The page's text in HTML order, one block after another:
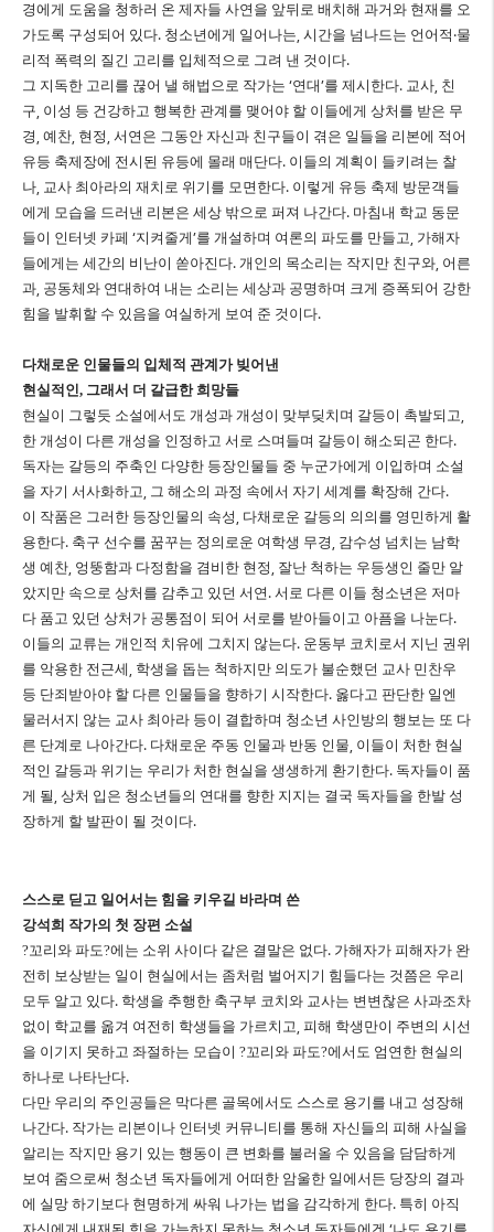
경에게 도움을 청하러 온 제자들 사연을 앞뒤로 배치해 과거와 현재를 오
가도록 구성되어 있다. 청소년에게 일어나는 시간을 넘나드는 언어적 ‧물
리적 폭력의 질긴 고리를 입체적으로 그려 낸 것이다.
그 지독한 고리를 끊어 낼 해법으로 작가는 ‘연대’를 제시한다. 교사 친
구 이성 등 건강하고 행복한 관계를 맺어야 할 이들에게 상처를 받은 무
경 예찬 현정 서연은 그동안 자신과 친구들이 겪은 일들을 리본에 적어
유등 축제장에 전시된 유등에 몰래 매단다. 이들의 계획이 들키려는 찰
나 교사 최아라의 재치로 위기를 모면한다. 이렇게 유등 축제 방문객들
에게 모습을 드러낸 리본은 세상 밖으로 퍼져 나간다. 마침내 학교 동문
들이 인터넷 카페 ‘지켜줄게’를 개설하며 여론의 파도를 만들고 가해자
들에게는 세간의 비난이 쏟아진다. 개인의 목소리는 작지만 친구와 어른
과 공동체와 연대하여 내는 소리는 세상과 공명하며 크게 증폭되어 강한
힘을 발휘할 수 있음을 여실하게 보여 준 것이다.
다채로운 인물들의 입체적 관계가 빚어낸
현실적인, 그래서 더 갈급한 희망들
현실이 그렇듯 소설에서도 개성과 개성이 맞부딪치며 갈등이 촉발되고
한 개성이 다른 개성을 인정하고 서로 스며들며 갈등이 해소되곤 한다.
독자는 갈등의 주축인 다양한 등장인물들 중 누군가에게 이입하며 소설
을 자기 서사화하고
그 해소의 과정 속에서 자기 세계를 확장해 간다.
이 작품은 그러한 등장인물의 속성 다채로운 갈등의 의의를 영민하게 활
용한다. 축구 선수를 꿈꾸는 정의로운 여학생 무경 감수성 넘치는 남학
생 예찬 엉뚱함과 다정함을 겸비한 현정 잘난 척하는 우등생인 줄만 알
았지만 속으로 상처를 감추고 있던 서연 . 서로 다른 이들 청소년은 저마
다 품고 있던 상처가 공통점이 되어 서로를 받아들이고 아픔을 나눈다.
이들의 교류는 개인적 치유에 그치지 않는다. 운동부 코치로서 지닌 권위
를 악용한 전근세 학생을 돕는 척하지만 의도가 불순했던 교사 민찬우
등 단죄받아야 할 다른 인물들을 향하기 시작한다. 옳다고 판단한 일엔
물러서지 않는 교사 최아라 등이 결합하며 청소년 사인방의 행보는 또 다
른 단계로 나아간다. 다채로운 주동 인물과 반동 인물 이들이 처한 현실
적인 갈등과 위기는 우리가 처한 현실을 생생하게 환기한다. 독자들이 품
게 될 상처 입은 청소년들의 연대를 향한 지지는 결국 독자들을 한발 성
장하게 할 발판이 될 것이다.
스스로 딛고 일어서는 힘을 키우길 바라며 쓴
강석희 작가의 첫 장편 소설
?꼬리와 파도?에는 소위 사이다 같은 결말은 없다. 가해자가 피해자가 완
전히 보상받는 일이 현실에서는 좀처럼 벌어지기 힘들다는 것쯤은 우리
모두 알고 있다. 학생을 추행한 축구부 코치와 교사는 변변찮은 사과조차
없이 학교를 옮겨 여전히 학생들을 가르치고 피해 학생만이 주변의 시선
을 이기지 못하고 좌절하는 모습이 ?꼬리와 파도?에서도 엄연한 현실의
하나로 나타난다.
다만 우리의 주인공들은 막다른 골목에서도 스스로 용기를 내고 성장해
나간다. 작가는 리본이나 인터넷 커뮤니티를 통해 자신들의 피해 사실을
알리는 작지만 용기 있는 행동이 큰 변화를 불러올 수 있음을 담담하게
보여 줌으로써 청소년 독자들에게 어떠한 암울한 일에서든 당장의 결과
에 실망 하기보다 현명하게 싸워 나가는 법을 감각하게 한다. 특히 아직